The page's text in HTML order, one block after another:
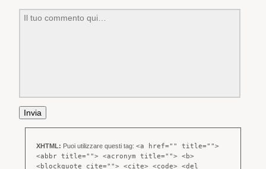
XHTML: Puoi utilizzare questi tag:<a href="" title="">
<abbr title=""> <acronym title=""> <b>
<blockquote cite=""> <cite> <code> <del